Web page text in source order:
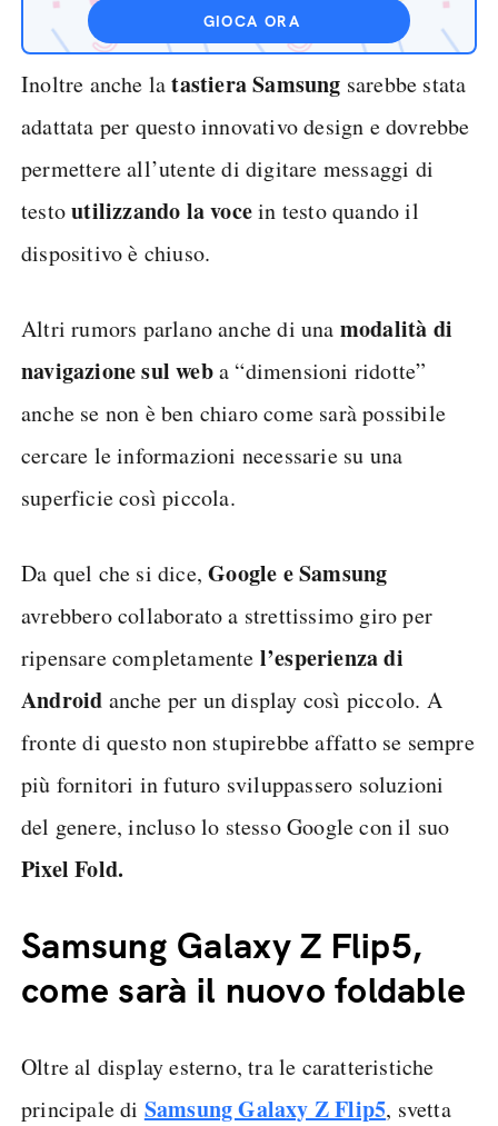
GIOCA ORA
Inoltre anche latastiera Samsung sarebbe stata
adattata per questo innovativo design e dovrebbe
permettere all’utente di digitare messaggi di
testoutilizzando la vocein testo quando il
dispositivo è chiuso.
Altri rumors parlano anche di una modalità di
navigazione sul weba “dimensioni ridotte”
anche se non è ben chiaro come sarà possibile
cercare le informazioni necessarie su una
superficie così piccola.
Da quel che si dice,Google e Samsung
avrebbero collaborato a strettissimo giro per
ripensare completamente l’esperienza di
Android anche per un display così piccolo. A
fronte di questo non stupirebbe affatto se sempre
più fornitori in futuro sviluppassero soluzioni
del genere, incluso lo stesso Google con il suo
Pixel Fold.
Samsung Galaxy Z Flip5,
come sarà il nuovo foldable
Oltre al display esterno, tra le caratteristiche
principale di Samsung Galaxy Z Flip5, svetta